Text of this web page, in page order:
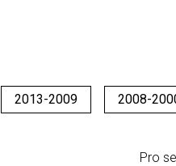
2013-2009 2008-
Pro